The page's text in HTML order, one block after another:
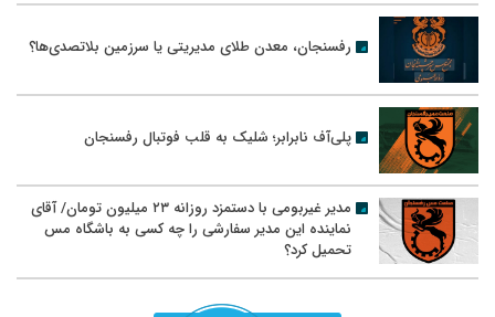
رفسنجان، معدن طلای مدیریتی یا سرزمین بلاتصدی‌ها؟
پلی‌آف نابرابر؛ شلیک به قلب فوتبال رفسنجان
مدیر غیربومی با دستمزد روزانه ۲۳ میلیون تومان/ آقای
نماینده این مدیر سفارشی را چه کسی به باشگاه مس
تحمیل کرد؟